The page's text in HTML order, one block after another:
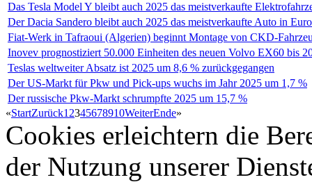
Das Tesla Model Y bleibt auch 2025 das meistverkaufte
Der Dacia Sandero bleibt auch 2025 das meistverkaufte Auto in
Fiat-Werk in Tafraoui (Algerien) beginnt Montage von CKD-
Inovev prognostiziert 50.000 Einheiten des neuen Volvo EX60 bis
Teslas weltweiter Absatz ist 2025 um 8,6 % zurückgegangen
Der US-Markt für Pkw und Pick-ups wuchs im Jahr 2025 um 1,7 %
Der russische Pkw-Markt schrumpfte 2025 um 15,7 %
«StartZurück1 2345678910WeiterEnde»
Cookies erleichtern die
der Nutzung unserer